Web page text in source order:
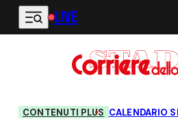
Vai al contenuto principale
LIVE
CONTENUTI PLUS CALENDARIO